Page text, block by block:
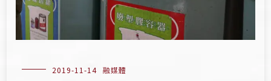
2019-11-14 融媒體